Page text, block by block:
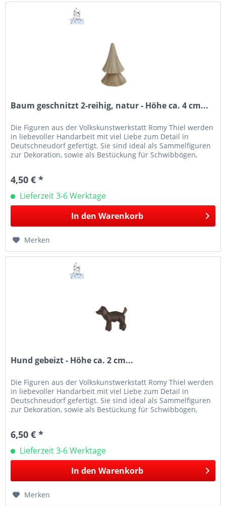
Baum geschnitzt 2-reihig, natur - Höhe ca. 4 cm...
Die Figuren aus der Volkskunstwerkstatt Romy Thiel werden
in liebevoller Handarbeit mit viel Liebe zum Detail in
Deutschneudorf gefertigt. Sie sind ideal als Sammelfiguren
zur Dekoration, sowie als Bestückung für Schwibbögen,
4,50 € *
Lieferzeit 3-6 Werktage
In den Warenkorb
Merken
Hund gebeizt - Höhe ca. 2 cm...
Die Figuren aus der Volkskunstwerkstatt Romy Thiel werden
in liebevoller Handarbeit mit viel Liebe zum Detail in
Deutschneudorf gefertigt. Sie sind ideal als Sammelfiguren
zur Dekoration, sowie als Bestückung für Schwibbögen,
6,50 € *
Lieferzeit 3-6 Werktage
In den Warenkorb
Merken